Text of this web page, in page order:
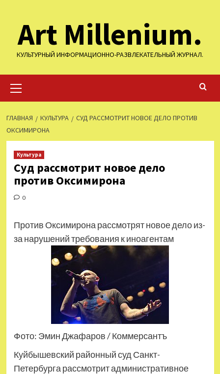
содержимому
Art Millenium.
КУЛЬТУРНЫЙ ИНФОРМАЦИОННО-РАЗВЛЕКАТЕЛЬНЫЙ ЖУРНАЛ.
меню
ГЛАВНАЯ КУЛЬТУРА
СУД РАССМОТРИТ НОВОЕ ДЕЛО ПРОТИВ
ОКСИМИРОНА
Культура
Суд рассмотрит новое дело
против Оксимирона
0
Против Оксимирона рассмотрят новое дело из-
за нарушений требования к иноагентам
Фото: Эмин Джафаров / Коммерсантъ
Куйбышевский районный суд Санкт-
Петербурга рассмотрит административное